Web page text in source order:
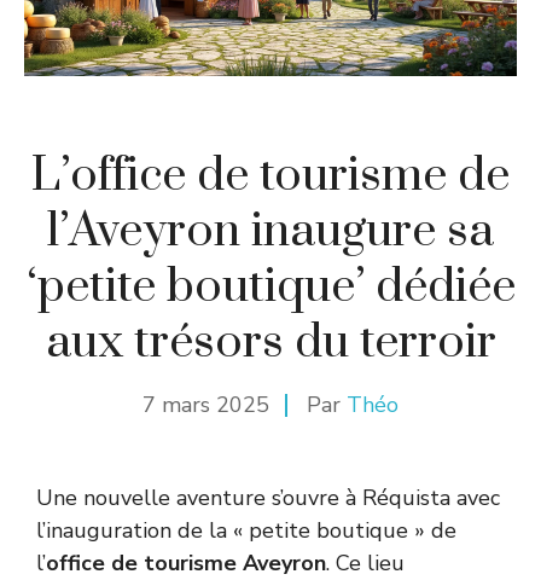
L’office de tourisme de
l’Aveyron inaugure sa
‘petite boutique’ dédiée
aux trésors du terroir
7 mars 2025 Par Théo
Une nouvelle aventure s’ouvre à Réquista avec
l’inauguration de la « petite boutique » de
l’office de tourisme Aveyron. Ce lieu